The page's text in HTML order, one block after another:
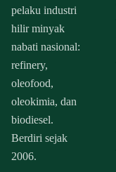
pelaku industri
hilir minyak
nabati nasional:
refinery,
oleofood,
oleokimia, dan
biodiesel.
Berdiri sejak
2006.